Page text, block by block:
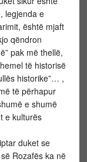
legjenda e
është mjaft
qëndron
pak më thellë,
të historisë
historike”… ,
të përhapur
e shumë
e kulturës
duket se
Rozafës ka në